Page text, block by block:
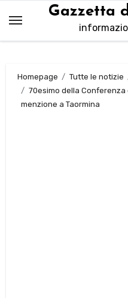
contenuto
Gazzetta
Homepage Tutte le notizie
70esimo della Conferenza
menzione a Taormina